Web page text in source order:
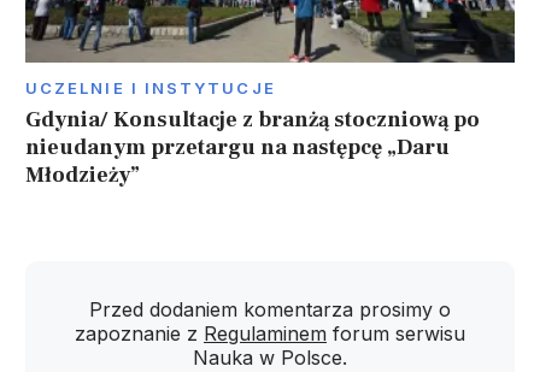
UCZELNIE I INSTYTUCJE
Gdynia/ Konsultacje z branżą stoczniową po
nieudanym przetargu na następcę „Daru
Młodzieży”
Przed dodaniem komentarza prosimy o
zapoznanie z Regulaminem forum serwisu
Nauka w Polsce.